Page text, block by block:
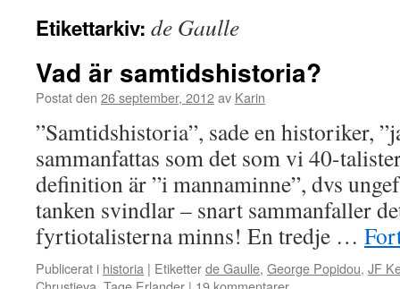
Etikettarkiv: de Gaulle
Vad är samtidshistoria?
Postat den 26 september, 2012av Karin
”Samtidshistoria”, sade en historiker,
sammanfattas som det som vi 40-
definition är ”i mannaminne”, dvs
tanken svindlar – snart sammanfaller
fyrtiotalisterna minns! En tredje …
Publicerat i historia | Etiketterde Gaulle, George Popidou, JF